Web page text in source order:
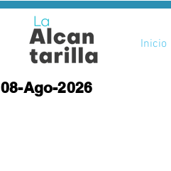
Inicio
08-Ago-2026